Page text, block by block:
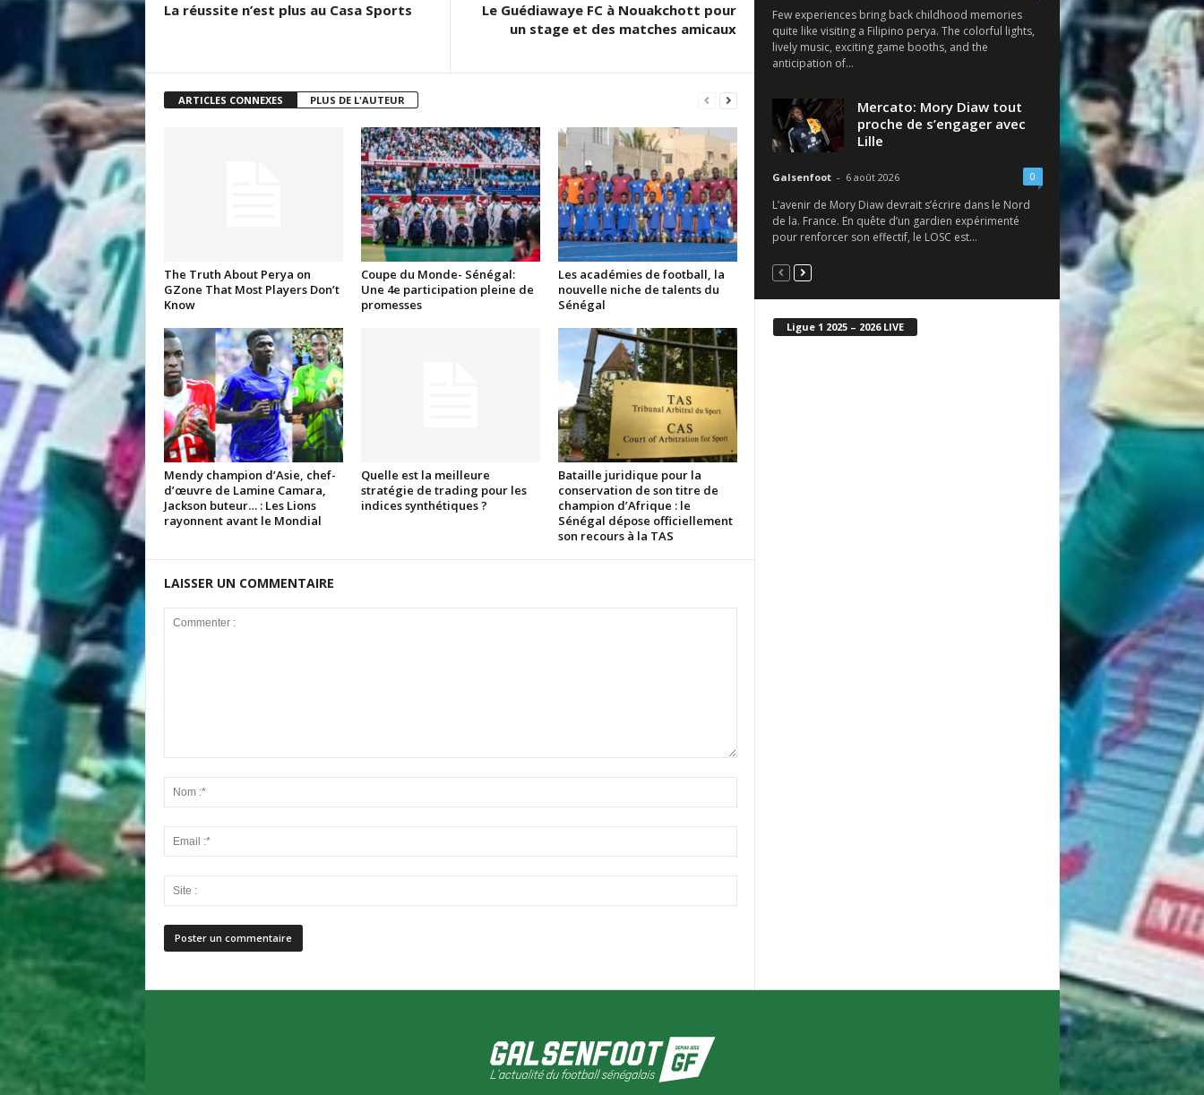
La réussite n’est plus au Casa Sports
Le Guédiawaye FC à Nouakchott pour
un stage et des matches amicaux
ARTICLES CONNEXES PLUS DE L'AUTEUR
The Truth About Perya on
GZone That Most Players Don’t
Know
Coupe du Monde- Sénégal:
Une 4e participation pleine de
promesses
Les académies de football, la
nouvelle niche de talents du
Sénégal
Mendy champion d’Asie, chef-
d’œuvre de Lamine Camara,
Jackson buteur… : Les Lions
rayonnent avant le Mondial
Quelle est la meilleure
stratégie de trading pour les
indices synthétiques ?
Bataille juridique pour la
conservation de son titre de
champion d’Afrique : le
Sénégal dépose officiellement
son recours à la TAS
LAISSER UN COMMENTAIRE
Few experiences bring back childhood memories
quite like visiting a Filipino perya. The colorful lights,
lively music, exciting game booths, and the
anticipation of...
Mercato: Mory Diaw tout
proche de s’engager avec
Lille
Galsenfoot - 6 août 2026 0
L’avenir de Mory Diaw devrait s’écrire dans le Nord
de la. France. En quête d’un gardien expérimenté
pour renforcer son effectif, le LOSC est...
Ligue 1 2025 – 2026 LIVE